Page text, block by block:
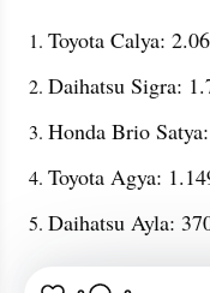
Toyota Calya:
Daihatsu Sigra:
Honda Brio
Toyota Agya:
Daihatsu Ayla: